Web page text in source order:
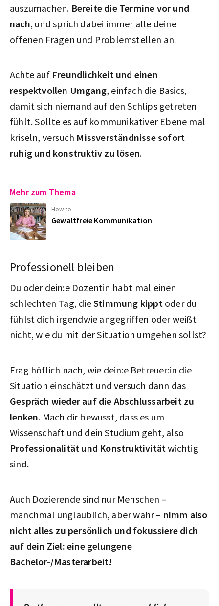
auszumachen. Bereite die Termine vor und
nach, und sprich dabei immer alle deine
offenen Fragen und Problemstellen an.
Achte auf Freundlichkeit und einen
respektvollen Umgang, einfach die Basics,
damit sich niemand auf den Schlips getreten
fühlt. Sollte es auf kommunikativer Ebene mal
kriseln, versuch Missverständnisse sofort
ruhig und konstruktiv zu lösen.
Mehr zum Thema
How to
Gewaltfreie Kommunikation
Professionell bleiben
Du oder dein:e Dozentin habt mal einen
schlechten Tag, dieStimmung kippt oder du
fühlst dich irgendwie angegriffen oder weißt
nicht, wie du mit der Situation umgehen sollst?
Frag höflich nach, wie dein:e Betreuer:in die
Situation einschätzt und versuch dann das
Gespräch wieder auf die Abschlussarbeit zu
lenken. Mach dir bewusst, dass es um
Wissenschaft und dein Studium geht, also
Professionalität und Konstruktivität wichtig
sind.
Auch Dozierende sind nur Menschen –
manchmal unglaublich, aber wahr – nimm also
nicht alles zu persönlich und fokussiere dich
auf dein Ziel: eine gelungene
Bachelor-/Masterarbeit!